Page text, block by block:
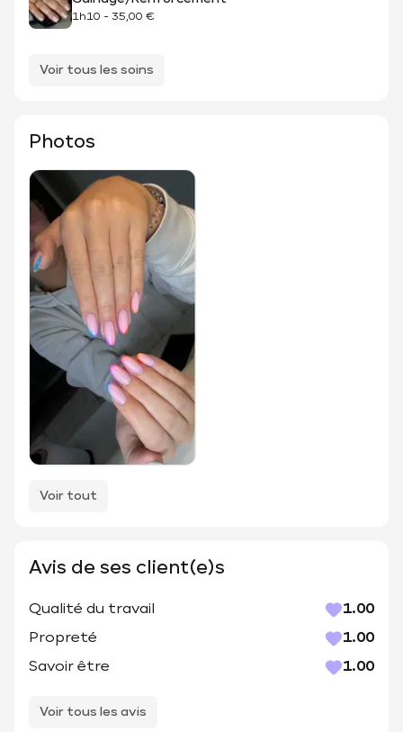
1h10 - 35,00 €
Voir tous les soins
Photos
Voir tout
Avis de ses client(e)s
Qualité du travail
1.00
Propreté
1.00
Savoir être
1.00
Voir tous les avis